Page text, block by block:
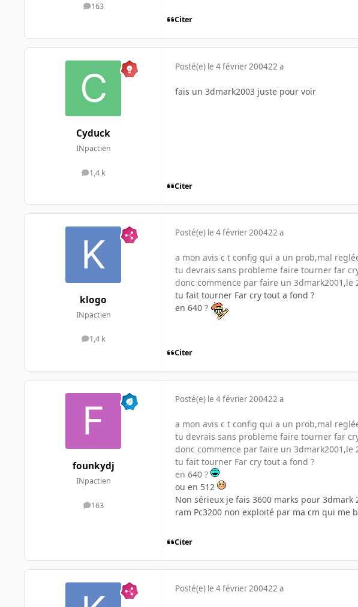
163
messages
Citer
Cyduck
INpactien
1,4 k
messages
Posté(e) le 4 février 200422 a
fais un 3dmark2003 juste pour voir
Citer
klogo
INpactien
1,4 k
messages
Posté(e) le 4 février 200422 a
a mon avis c t config qui a un prob,mal
tu devrais sans probleme faire tourner far
donc commence par faire un 3dmark2001,le
tu fait tourner Far cry tout a fond ?
en 640 ?
Citer
founkydj
INpactien
163
messages
Posté(e) le 4 février 200422 a
a mon avis c t config qui a un prob,mal
tu devrais sans probleme faire tourner far
donc commence par faire un 3dmark2001,le
tu fait tourner Far cry tout a fond ?
en 640 ?
ou en 512
Non sérieux je fais 3600 marks pour
ram Pc3200 non exploité par ma cm qui me
Citer
Posté(e) le 4 février 200422 a